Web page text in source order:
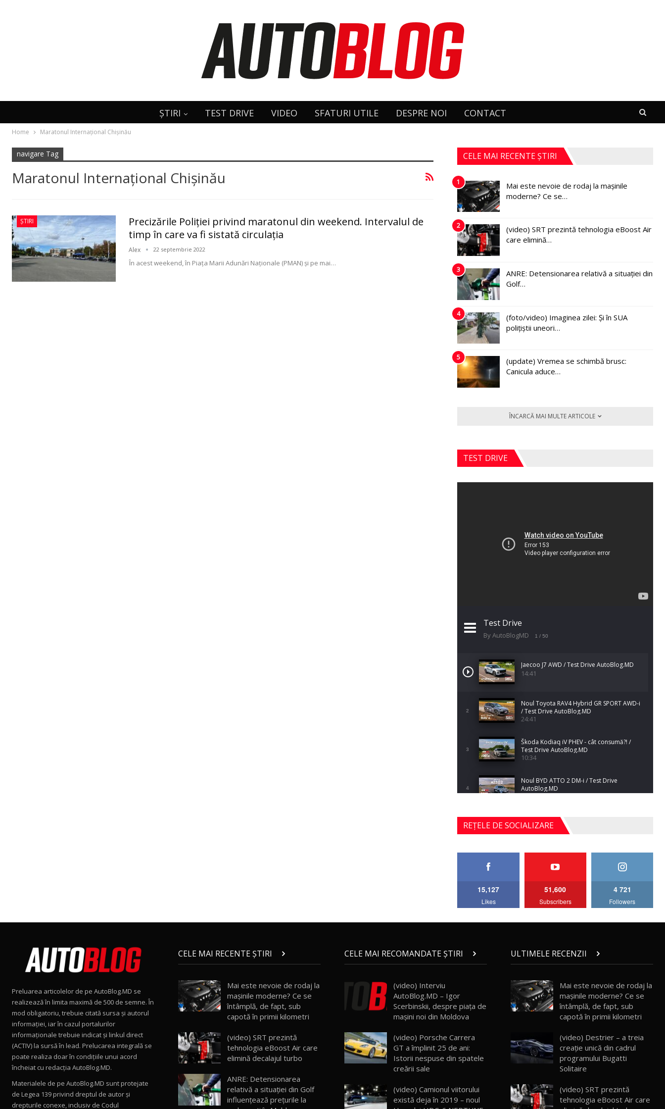
ȘTIRI TEST DRIVE VIDEO SFATURI UTILE DESPRE NOI CONTACT
Home Maratonul Internațional Chișinău
navigare Tag
Maratonul Internațional Chișinău
ȘTIRI
Precizările Poliţiei privind maratonul din weekend. Intervalul de
timp în care va fi sistată circulaţia
Alex 22 septembrie 2022
În acest weekend, în Piața Marii Adunări Naționale (PMAN) şi pe mai…
CELE MAI RECENTE ȘTIRI
1
Mai este nevoie de rodaj la mașinile
moderne? Ce se…
2
(video) SRT prezintă tehnologia eBoost Air
care elimină…
3
ANRE: Detensionarea relativă a situației din
Golf…
4
(foto/video) Imaginea zilei: Și în SUA
polițiștii uneori…
5
(update) Vremea se schimbă brusc:
Canicula aduce…
ÎNCARCĂ MAI MULTE ARTICOLE
TEST DRIVE
Test Drive
By AutoBlogMD 1 / 50
Jaecoo J7 AWD / Test Drive AutoBlog.MD
14:41
2
Noul Toyota RAV4 Hybrid GR SPORT AWD-i
/ Test Drive AutoBlog.MD
24:41
3
Škoda Kodiaq iV PHEV - cât consumă?! /
Test Drive AutoBlog.MD
10:34
4
Noul BYD ATTO 2 DM-i / Test Drive
AutoBlog.MD
5
Noul Mercedes-Benz S-Class facelift (S 580
4MATIC V223) / Test Drive AutoBlog.MD
27:33
AutoBlog.MD
15:08
15:22
10
Mercedes-AMG E 53 HYBRID 4MATIC+ /
Test Drive AutoBlog.MD
11
Noul Volvo ES90 / Test Drive AutoBlog.MD
27:58
Noul MG HS / Test Drive AutoBlog.MD
16:48
REȚELE DE SOCIALIZARE
15,127
Likes
51,600
Subscribers
4 721
Followers
Preluarea articolelor de pe AutoBlog.MD se
realizează în limita maximă de 500 de semne. În
mod obligatoriu, trebuie citată sursa și autorul
informației, iar în cazul portalurilor
informaționale trebuie indicat și linkul direct
(ACTIV) la sursă în lead. Prelucarea integrală se
poate realiza doar în condițiile unui acord
încheiat cu redacţia AutoBlog.MD.
Materialele de pe AutoBlog.MD sunt protejate
de Legea 139 privind dreptul de autor și
drepturile conexe, inclusiv de Codul
CELE MAI RECENTE ȘTIRI
Mai este nevoie de rodaj la
mașinile moderne? Ce se
întâmplă, de fapt, sub
capotă în primii kilometri
(video) SRT prezintă
tehnologia eBoost Air care
elimină decalajul turbo
ANRE: Detensionarea
relativă a situației din Golf
influențează prețurile la
CELE MAI RECOMANDATE ȘTIRI
(video) Interviu
AutoBlog.MD – Igor
Scerbinskii, despre piața de
mașini noi din Moldova
(video) Porsche Carrera
GT a împlinit 25 de ani:
Istorii nespuse din spatele
creării sale
(video) Camionul viitorului
există deja în 2019 – noul
ULTIMELE RECENZII
Mai este nevoie de rodaj la
mașinile moderne? Ce se
întâmplă, de fapt, sub
capotă în primii kilometri
(video) Destrier – a treia
creație unică din cadrul
programului Bugatti
Solitaire
(video) SRT prezintă
tehnologia eBoost Air care